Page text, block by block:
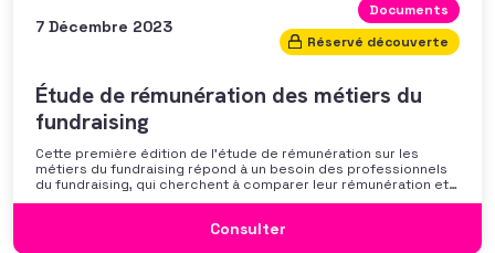
7 Décembre 2023
Documents
Réservé découverte
Étude de rémunération des métiers du
fundraising
Cette première édition de l’étude de rémunération sur les
métiers du fundraising répond à un besoin des professionnels
du fundraising, qui cherchent à comparer leur rémunération et à
se positionner. Elle répond également à une préoccupation
des politiques salariales comme un enjeu majeur,
Consulter